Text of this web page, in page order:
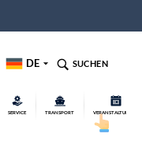
DE SUCHEN
SERVICE TRANSPORT VERANSTALTUNGEN